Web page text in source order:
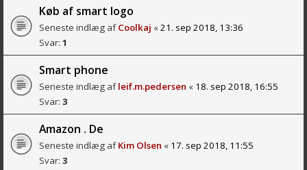
Køb af smart logo
Seneste indlæg afCoolkaj «21. sep 2018, 13:36
Svar: 1
Smart phone
Seneste indlæg afleif.m.pedersen « 18. sep 2018, 16:55
Svar: 3
Amazon . De
Seneste indlæg afKim Olsen « 17. sep 2018, 11:55
Svar: 3